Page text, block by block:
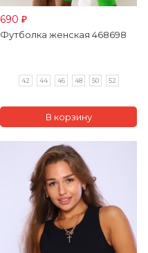
690 ₽
Футболка женская 468698
42 44 46 48 50 52